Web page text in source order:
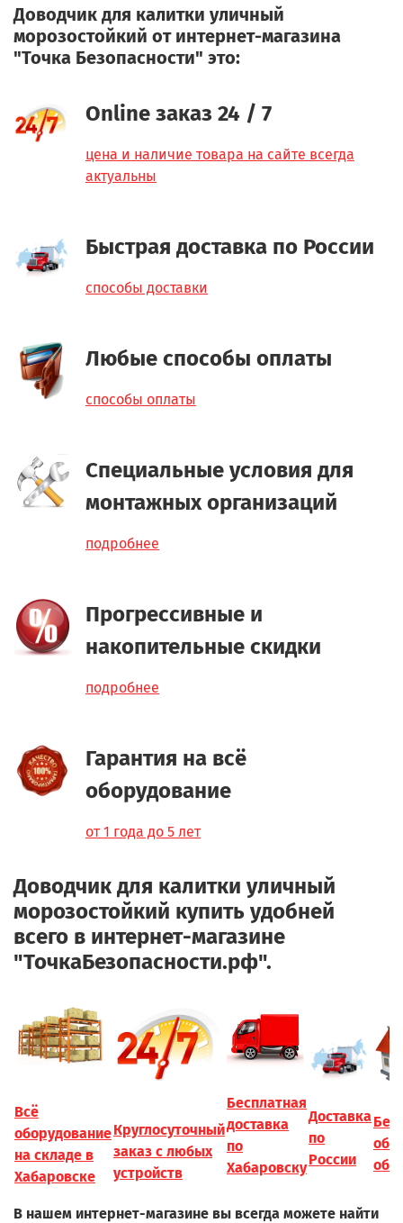
Доводчик для калитки уличный
морозостойкий от интернет-магазина
"Точка Безопасности" это:
Online заказ 24 / 7
цена и наличие товара на сайте всегда
актуальны
Быстрая доставка по России
способы доставки
Любые способы оплаты
способы оплаты
Специальные условия для
монтажных организаций
подробнее
Прогрессивные и
накопительные скидки
подробнее
Гарантия на всё
оборудование
от 1 года до 5 лет
Доводчик для калитки уличный
морозостойкий купить удобней
всего в интернет-магазине
"ТочкаБезопасности.рф".
Всё
оборудование
на складе в
Хабаровске
Круглосуточный
заказ с любых
устройств
Бесплатная
доставка
по
Хабаровску
Доставка
по
России
В нашем интернет-магазине вы всегда можете найти